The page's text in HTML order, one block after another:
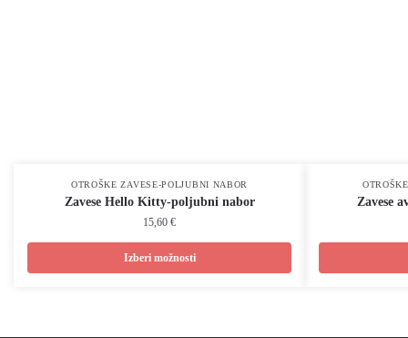
OTROŠKE ZAVESE-POLJUBNI NABOR
Zavese Hello Kitty-poljubni nabor
15,60 €
Izberi možnosti
Zavese